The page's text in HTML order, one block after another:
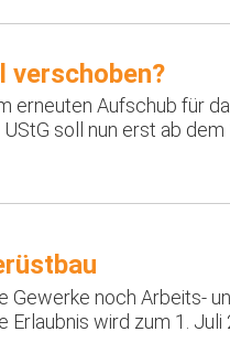
verschoben?
erneuten Aufschub für
soll nun erst ab dem
Gewerke noch Arbeits-
wird zum 1. Juli